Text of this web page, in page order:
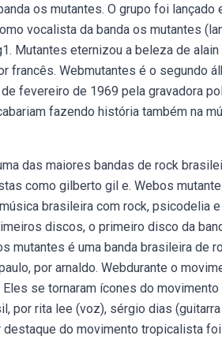
os mutantes. O grupo foi
vocalista da banda os mutantes
Mutantes eternizou a beleza de alain
francês. Webmutantes é o segundo
fevereiro de 1969 pela gravadora
fazendo história também na
das maiores bandas de rock
como gilberto gil e. Webos
brasileira com rock, psicodelia
discos, o primeiro disco da
mutantes é uma banda brasileira de
por arnaldo. Webdurante o
se tornaram ícones do
por rita lee (voz), sérgio dias
do movimento tropicalista